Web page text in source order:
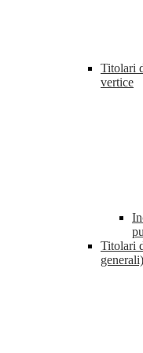
Titolari
vertice
Titolari
generali)